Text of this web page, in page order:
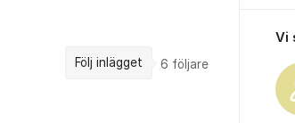
Följ inlägget 6 följare
Vi